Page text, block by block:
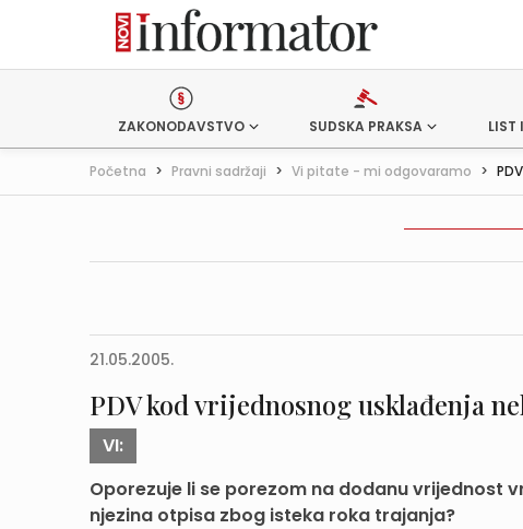
ZAKONODAVSTVO SUDSKA PRAKSA LIST
Početna > Pravni sadržaji > Vi pitate - mi odgovaramo >
21.05.2005.
PDV kod vrijednosnog usklađenja
VI:
Oporezuje li se porezom na dodanu vrijednost
njezina otpisa zbog isteka roka trajanja?